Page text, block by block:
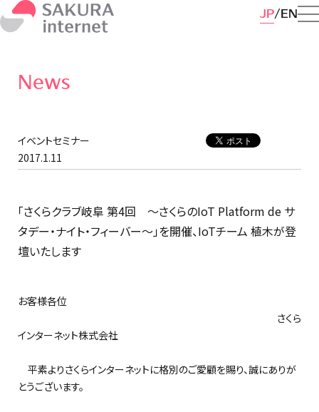
JP EN
News
イベントセミナー
2017.1.11
「さくらクラブ岐阜 第4回 ～さくらのIoT Platform de サ
タデー・ナイト・フィーバー～」を開催、IoTチーム 植木が登
壇いたします
お客様各位
さくら
インターネット株式会社
平素よりさくらインターネットに格別のご愛顧を賜り、誠にありが
とうございます。